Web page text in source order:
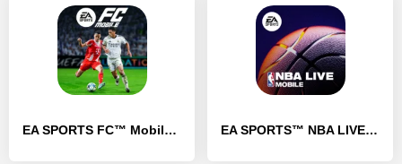
EA SPORTS FC™ Mobile Футбол 26 EA SPORTS™ NBA LIVE Mobile